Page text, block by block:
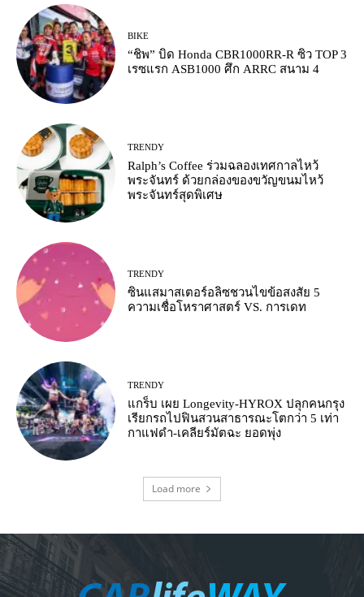
BIKE
“ชิพ” บิด Honda CBR1000RR-R ซิว TOP 3
เรซแรก ASB1000 ศึก ARRC สนาม 4
TRENDY
Ralph’s Coffee ร่วมฉลองเทศกาลไหว้
พระจันทร์ ด้วยกล่องของขวัญขนมไหว้
พระจันทร์สุดพิเศษ
TRENDY
ซินแสมาสเตอร์อลิซชวนไขข้อสงสัย 5
ความเชื่อโหราศาสตร์ VS. การเดท
TRENDY
แกร็บ เผย Longevity-HYROX ปลุกคนกรุง
เรียกรถไปฟินสวนสาธารณะโตกว่า 5 เท่า
กาแฟดำ-เคลียร์มัตฉะ ยอดพุ่ง
Load more